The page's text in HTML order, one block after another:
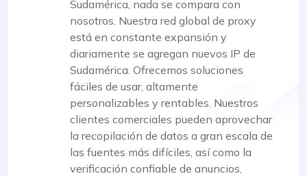
Sudamérica, nada se compara con
nosotros. Nuestra red global de proxy
está en constante expansión y
diariamente se agregan nuevos IP de
Sudamérica. Ofrecemos soluciones
fáciles de usar, altamente
personalizables y rentables. Nuestros
clientes comerciales pueden aprovechar
la recopilación de datos a gran escala de
las fuentes más difíciles, así como la
verificación confiable de anuncios,